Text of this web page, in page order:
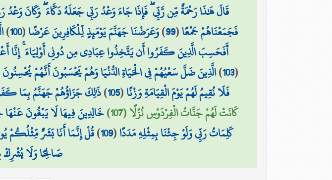
قَالَ هَٰذَا رَحْمَةٌ مِّن رَّبِّي ۖ فَإِذَا جَاءَ وَعْدُ رَبِّي جَعَلَهُ دَكَّاءَ ۖ وَكَانَ وَعْدُ
فَجَمَعْنَاهُمْ جَمْعًا(
99
)وَعَرَضْنَا جَهَنَّمَ يَوْمَئِذٍ لِّلْكَافِرِينَ عَرْضًا(
100
)
أَفَحَسِبَ الَّذِينَ كَفَرُوا أَن يَتَّخِذُوا عِبَادِي مِن دُونِي أَوْلِيَاءَ ۚ إِنَّا
(
103
)الَّذِينَ ضَلَّ سَعْيُهُمْ فِي الْحَيَاةِ الدُّنْيَا وَهُمْ يَحْسَبُونَ أَنَّهُمْ
فَلَا نُقِيمُ لَهُمْ يَوْمَ الْقِيَامَةِ وَزْنًا(
105
)ذَٰلِكَ جَزَاؤُهُمْ جَهَنَّمُ بِمَا
كَانَتْ لَهُمْ جَنَّاتُ الْفِرْدَوْسِ نُزُلًا (107)
خَالِدِينَ فِيهَا لَا يَبْغُونَ عَنْهَا
كَلِمَاتُ رَبِّي وَلَوْ جِئْنَا بِمِثْلِهِ مَدَدًا(
109
)قُلْ إِنَّمَا أَنَا بَشَرٌ مِّثْلُكُمْ
صَالِحًا وَلَا يُشْرِكْ